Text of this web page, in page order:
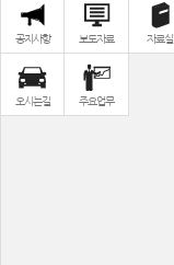
공지사항 보도자료 자료실
오시는길 주요업무